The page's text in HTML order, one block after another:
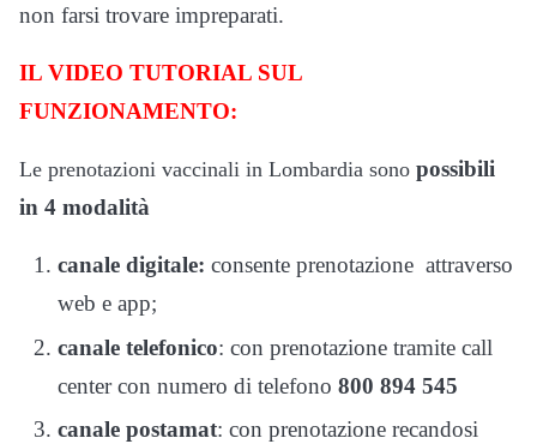
non farsi trovare impreparati.
IL VIDEO TUTORIAL SUL
FUNZIONAMENTO:
Le prenotazioni vaccinali in Lombardia sono possibili
in 4 modalità
canale digitale: consente prenotazione attraverso
web e app;
canale telefonico: con prenotazione tramite call
center con numero di telefono 800 894 545
canale postamat: con prenotazione recandosi